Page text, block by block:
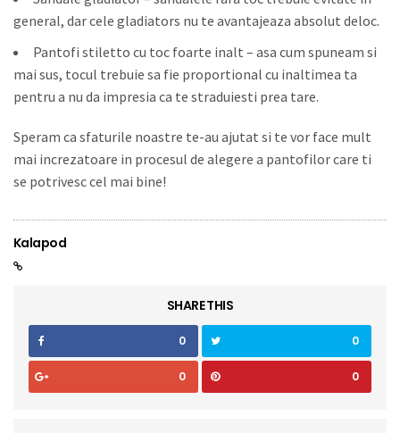
general, dar cele gladiators nu te avantajeaza absolut deloc.
Pantofi stiletto cu toc foarte inalt – asa cum spuneam si
mai sus, tocul trebuie sa fie proportional cu inaltimea ta
pentru a nu da impresia ca te straduiesti prea tare.
Speram ca sfaturile noastre te-au ajutat si te vor face mult
mai increzatoare in procesul de alegere a pantofilor care ti
se potrivesc cel mai bine!
Kalapod
SHARE THIS
0 0
0 0